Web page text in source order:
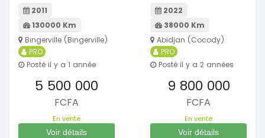
2011
130000 Km
Bingerville (Bingerville)
PRO
Posté il y a 1 année
5 500 000
FCFA
En vente
Voir détails
2022
38000 Km
Abidjan (Cocody)
PRO
Posté il y a 2 années
9 800 000
FCFA
En vente
Voir détails